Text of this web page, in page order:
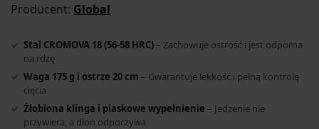
Producent: Global
Stal CROMOVA 18 (56-58 HRC) – Zachowuje ostrość i jest odporna
na rdzę
Waga 175 g i ostrze 20 cm – Gwarantuje lekkość i pełną kontrolę
cięcia
Żłobiona klinga i piaskowe wypełnienie – Jedzenie nie
przywiera, a dłoń odpoczywa